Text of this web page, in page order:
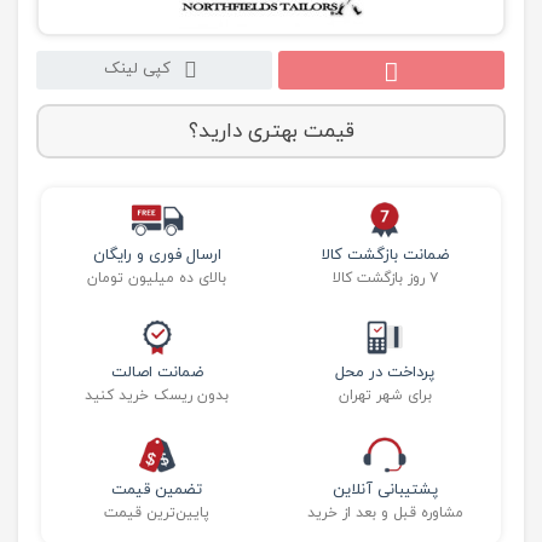
کپی لینک
قیمت بهتری دارید؟
ارسال فوری و رایگان
بالای ده میلیون تومان
ضمانت بازگشت کالا
۷ روز بازگشت کالا
ضمانت اصالت
بدون ریسک خرید کنید
پرداخت در محل
برای شهر تهران
تضمین قیمت
پایین‌ترین قیمت
پشتیبانی آنلاین
مشاوره قبل و بعد از خرید